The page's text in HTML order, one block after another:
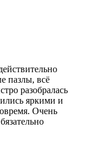
пазлы, всё
разобралась
яркими и
Очень